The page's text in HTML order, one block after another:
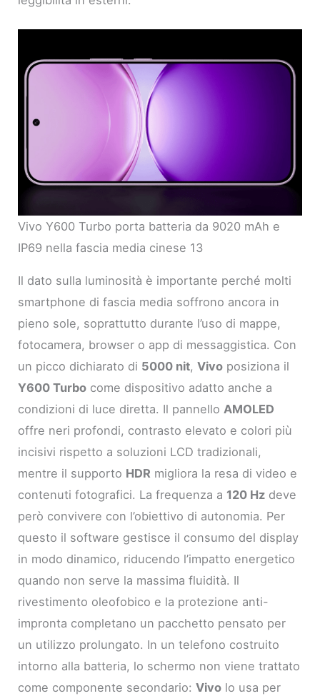
Vivo Y600 Turbo porta batteria da 9020 mAh e
IP69 nella fascia media cinese 13
Il dato sulla luminosità è importante perché molti
smartphone di fascia media soffrono ancora in
pieno sole, soprattutto durante l’uso di mappe,
fotocamera, browser o app di messaggistica. Con
un picco dichiarato di 5000 nit,Vivo posiziona il
Y600 Turbo come dispositivo adatto anche a
condizioni di luce diretta. Il pannelloAMOLED
offre neri profondi, contrasto elevato e colori più
incisivi rispetto a soluzioni LCD tradizionali,
mentre il supporto HDR migliora la resa di video e
contenuti fotografici. La frequenza a 120 Hz deve
però convivere con l’obiettivo di autonomia. Per
questo il software gestisce il consumo del display
in modo dinamico, riducendo l’impatto energetico
quando non serve la massima fluidità. Il
rivestimento oleofobico e la protezione anti-
impronta completano un pacchetto pensato per
un utilizzo prolungato. In un telefono costruito
intorno alla batteria, lo schermo non viene trattato
come componente secondario:Vivo lo usa per